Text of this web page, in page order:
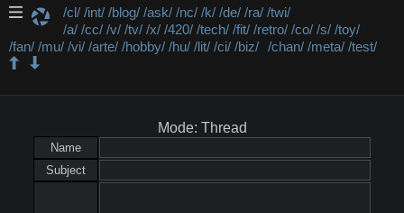
/cl/ /int/ /blog/ /ask/ /nc/ /k/ /de/ /ra/ /twi/
/a/ /cc/ /v/ /tv/ /x/ /420/ /tech/ /fit/ /retro/ /co/ /s/ /toy/
/fan/ /mu/ /vi/ /arte/ /hobby/ /hu/ /lit/ /ci/ /biz/ /chan/ /meta/ /test/
Mode: Thread
Name
Subject